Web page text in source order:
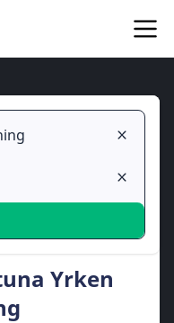
Yrken